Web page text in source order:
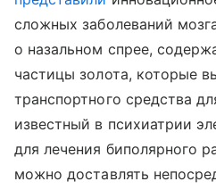
сложных заболеваний
о назальном спрее,
частицы золота, которые
транспортного средства
известный в психиатрии
для лечения биполярного
можно доставлять